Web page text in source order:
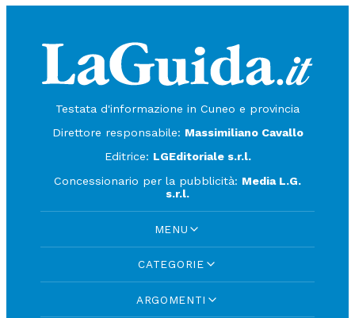
Testata d'informazione in Cuneo e provincia
Direttore responsabile: Massimiliano Cavallo
Editrice: LGEditoriale s.r.l.
Concessionario per la pubblicità: Media L.G.
s.r.l.
MENU
CATEGORIE
ARGOMENTI